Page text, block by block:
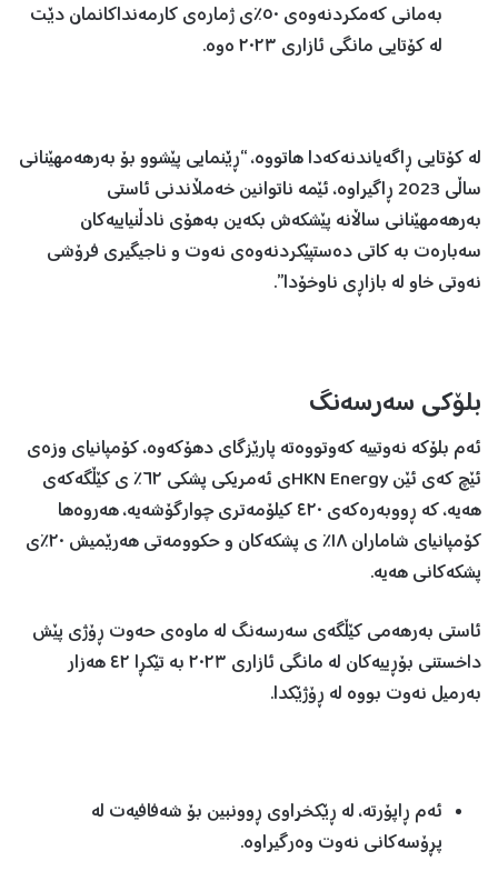
بەمانی کەمکردنەوەی ٥٠٪ی ژمارەی کارمەنداکانمان دێت
لە کۆتایی مانگی ئازاری ٢٠٢٣ ەوە.
لە کۆتایی ڕاگەیاندنەکەدا هاتووە، “ڕێنمایی پێشوو بۆ بەرهەمهێنانی
ساڵی 2023 ڕاگیراوە، ئێمە ناتوانین خەمڵاندنی ئاستی
بەرهەمهێنانی ساڵانە پێشکەش بکەین بەهۆی نادڵنیاییەکان
سەبارەت بە کاتی دەستپێکردنەوەی نەوت و ناجیگیری فرۆشی
نەوتی خاو لە بازاڕی ناوخۆدا”.
بلۆکی سەرسەنگ
ئەم بلۆکە نەوتییە کەوتووەتە پارێزگای دهۆکەوە، کۆمپانیای وزەی
ئێچ کەی ئێن HKN Energyی ئەمریکی پشکی ٦٢٪ ی کێڵگەکەی
هەیە، کە ڕووبەرەکەی ٤٢٠ کیلۆمەتری چوارگۆشەیە، هەروەها
کۆمپانیای شاماران ١٨٪ ی پشکەکان و حکوومەتی هەرێمیش ٢٠٪ی
پشکەکانی هەیە.
ئاستی بەرهەمی کێڵگەی سەرسەنگ ​​لە ماوەی حەوت ڕۆژی پێش
داخستنی بۆڕییەکان لە مانگی ئازاری ٢٠٢٣ بە تێکڕا ٤٢ هەزار
بەرمیل نەوت بووە لە ڕۆژێکدا.
ئەم ڕاپۆرتە، لە ڕێکخراوی ڕوونبین بۆ شەفافیەت لە
پڕۆسەکانی نەوت وەرگیراوە.